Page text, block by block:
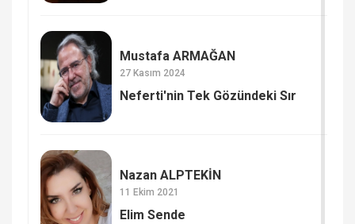
Mustafa ARMAĞAN
27 Kasım 2024
Neferti'nin Tek Gözündeki Sır
Nazan ALPTEKİN
11 Ekim 2021
Elim Sende